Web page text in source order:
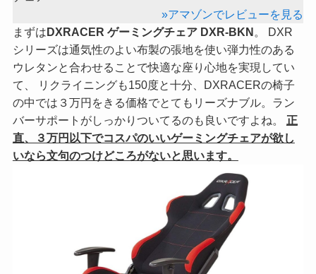
»アマゾンでレビューを見る
まずはDXRACER ゲーミングチェア DXR-BKN。 DXR
シリーズは通気性のよい布製の張地を使い弾力性のある
ウレタンと合わせることで快適な座り心地を実現してい
て、 リクライニングも150度と十分、DXRACERの椅子
の中では３万円をきる価格でとてもリーズナブル。ラン
バーサポートがしっかりついてるのも良いですよね。 正
直、３万円以下でコスパのいいゲーミングチェアが欲し
いなら文句のつけどころがないと思います。